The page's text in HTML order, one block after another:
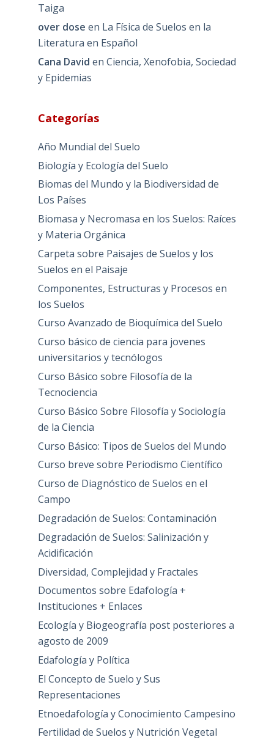
Taiga
over dose en La Física de Suelos en la
Literatura en Español
Cana David en Ciencia, Xenofobia, Sociedad
y Epidemias
Categorías
Año Mundial del Suelo
Biología y Ecología del Suelo
Biomas del Mundo y la Biodiversidad de
Los Países
Biomasa y Necromasa en los Suelos: Raíces
y Materia Orgánica
Carpeta sobre Paisajes de Suelos y los
Suelos en el Paisaje
Componentes, Estructuras y Procesos en
los Suelos
Curso Avanzado de Bioquímica del Suelo
Curso básico de ciencia para jovenes
universitarios y tecnólogos
Curso Básico sobre Filosofía de la
Tecnociencia
Curso Básico Sobre Filosofía y Sociología
de la Ciencia
Curso Básico: Tipos de Suelos del Mundo
Curso breve sobre Periodismo Científico
Curso de Diagnóstico de Suelos en el
Campo
Degradación de Suelos: Contaminación
Degradación de Suelos: Salinización y
Acidificación
Diversidad, Complejidad y Fractales
Documentos sobre Edafología +
Instituciones + Enlaces
Ecología y Biogeografía post posteriores a
agosto de 2009
Edafología y Política
El Concepto de Suelo y Sus
Representaciones
Etnoedafología y Conocimiento Campesino
Fertilidad de Suelos y Nutrición Vegetal